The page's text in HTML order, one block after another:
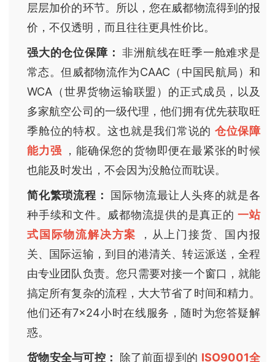
层层加价的环节。所以，您在威都物流得到的报
价，不仅透明，而且往往更具性价比。
强大的仓位保障：非洲航线在旺季一舱难求是
常态。但威都物流作为CAAC（中国民航局）和
WCA（世界货物运输联盟）的正式成员，以及
多家航空公司的一级代理，他们拥有优先获取旺
季舱位的特权。这也就是我们常说的 仓位保障
能力强 ，能确保您的货物即便在最紧张的时候
也能及时发出，不会因为没舱位而耽误。
简化繁琐流程： 国际物流最让人头疼的就是各
种手续和文件。威都物流提供的是真正的一站
式国际物流解决方案
，从上门接货、国内报
关、国际运输，到目的港清关、转运派送，全程
由专业团队负责。您只需要对接一个窗口，就能
搞定所有复杂的流程，大大节省了时间和精力。
他们还有7×24小时在线服务，随时为您答疑解
惑。
货物安全与可控： 除了前面提到的 ISO9001全